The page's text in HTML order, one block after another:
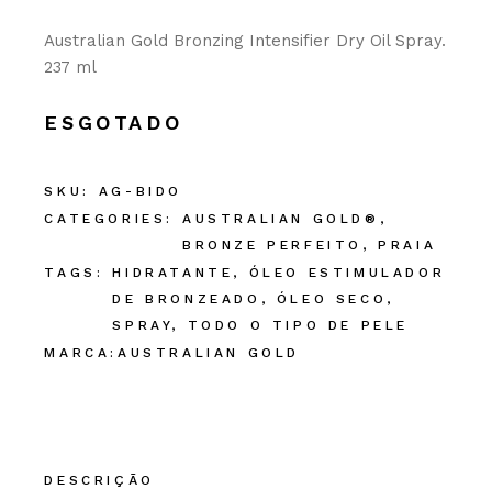
Australian Gold Bronzing Intensifier Dry Oil Spray.
237 ml
ESGOTADO
SKU:
AG-BIDO
CATEGORIES:
AUSTRALIAN GOLD® ,
BRONZE PERFEITO ,PRAIA
TAGS:
HIDRATANTE , ÓLEO ESTIMULADOR
DE BRONZEADO , ÓLEO SECO ,
SPRAY,
TODO O TIPO DE PELE
MARCA: AUSTRALIAN GOLD
DESCRIÇÃO